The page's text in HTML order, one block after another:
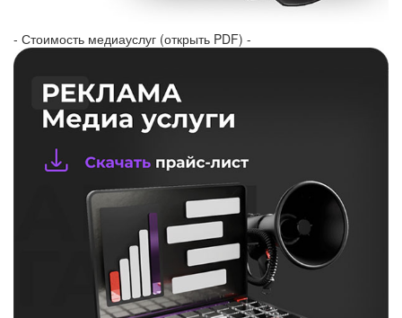
- Стоимость медиауслуг (открыть PDF) -